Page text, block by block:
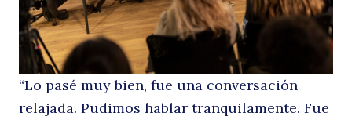
“Lo pasé muy bien, fue una conversación
relajada. Pudimos hablar tranquilamente. Fue